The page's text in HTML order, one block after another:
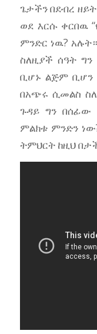
ጌታችን በደብረ
ወደ እርሱ ቀርበዉ
ምንድር ነዉ?
ስለዚያች ሰዓት
ቢሆኑ ልጅም ቢሆን
በአጭሩ ሲመልስ
ጉዳይ ግን
ምልክቱ ምንድን
ትምህርት ከዚህ